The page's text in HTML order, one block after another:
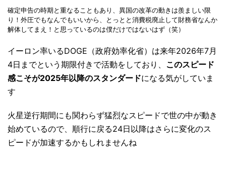
確定申告の時期と重なることもあり、異国の改革の動きは羨ましい限
り！外圧でもなんでもいいから、とっとと消費税廃止して財務省なんか
解体してまえ！と思っているのは僕だけではないはず（笑）
イーロン率いるDOGE（政府効率化省）は来年2026年7月
4日までという期限付きで活動をしており、 このスピード
感こそが2025年以降のスタンダードになる気がしていま
す
火星逆行期間にも関わらず猛烈なスピードで世の中が動き
始めているので、順行に戻る24日以降はさらに変化のス
ピードが加速するかもしれませんね